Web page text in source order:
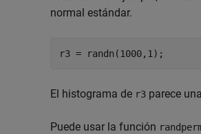
normal estándar.
r3 = randn(1000,1);
El histograma de r3 parece
Puede usar la función